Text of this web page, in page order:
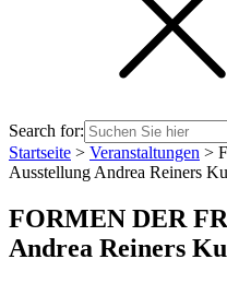
Search for:
Startseite > Veranstaltungen >
Ausstellung Andrea Reiners
FORMEN DER
Andrea Reiners